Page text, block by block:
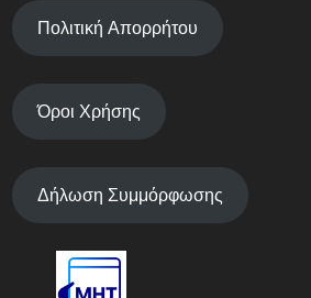
Πολιτική Απορρήτου
Όροι Χρήσης
Δήλωση Συμμόρφωσης